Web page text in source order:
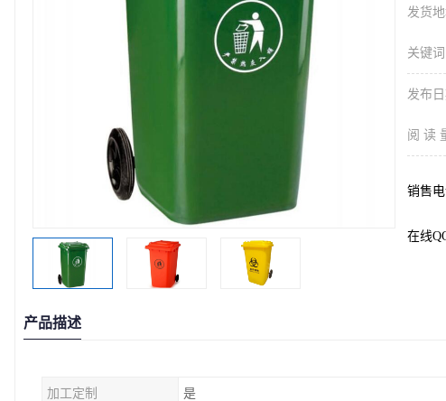
发货地
关键词
发布日
阅 读
销售电
在线
产品描述
加工定制 是